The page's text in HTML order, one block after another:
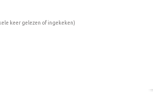
keer gelezen of ingekeken)